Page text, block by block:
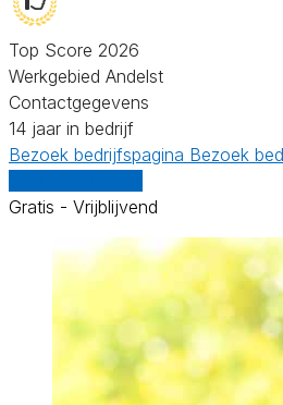
Top Score 2026
Werkgebied Andelst
Contactgegevens
14 jaar in bedrijf
Bezoek bedrijfspagina Bezoek
Gratis - Vrijblijvend